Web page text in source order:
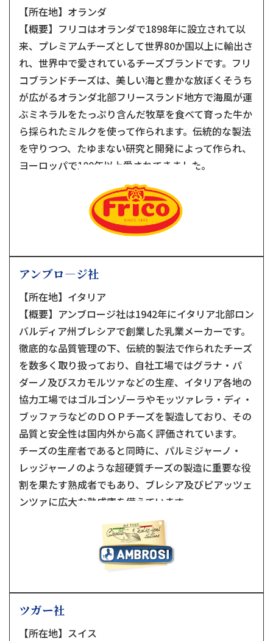
【所在地】オランダ
【概要】フリコはオランダで1898年に設立されて以
来、プレミアムチーズとして世界80か国以上に輸出さ
れ、世界中で愛されているチーズブランドです。フリ
コブランドチーズは、美しい海と豊かな放ぼくそうち
が広がるオランダ北部フリースランド地方で海風が運
ぶミネラルをたっぷり含んだ牧草を食べて育った牛か
ら採られたミルクを使って作られます。伝統的な製法
を守りつつ、たゆまない研究と開発によって作られ、
ヨーロッパで100年以上愛されてきました。
アンブロ―ジ社
【所在地】イタリア
【概要】アンブロージ社は1942年にイタリア北部ロン
バルディア州ブレシアで創業した乳業メーカーです。
徹底的な品質管理の下、伝統的製法で作られたチーズ
を数多く取り扱っており、自社工場ではグラナ・パ
ダーノ及びスカモルツァなどの生産、イタリア各地の
協力工場ではゴルゴンゾーラやモッツァレラ・ディ・
ブッファラなどのＤＯＰチーズを製造しており、その
品質と安全性は国内外から高く評価されています。
チーズの生産者であると同時に、パルミジャーノ・
レッジャーノのような超硬質チーズの製造に重要な役
割を果たす熟成者でもあり、ブレシア及びピアッツェ
ンツァに広大な熟成庫を備えています。
ツガー社
【所在地】スイス